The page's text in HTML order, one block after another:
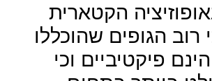
הקטארית
רוב הגופים שהוכללו
פיקטיביים וכי